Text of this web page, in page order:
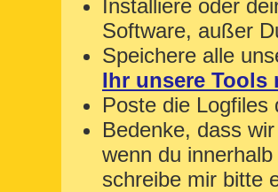
Installiere oder
Software, außer
Speichere alle
Ihr unsere Tools
Poste die Logfiles
Bedenke, dass
wenn du
schreibe mir bitte